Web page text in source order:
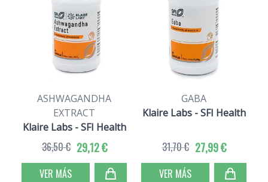
ASHWAGANDHA
EXTRACT
Klaire Labs - SFI Health
29,12 €
36,50 €
VER MÁS
GABA
Klaire Labs - SFI Health
27,99 €
31,70 €
VER MÁS